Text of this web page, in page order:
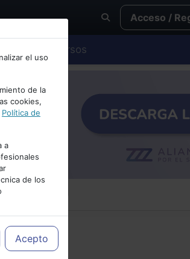
Cancelar
Acceso /
Cursos
el uso
de la
cookies,
Política de
a
de los
más
Acepto